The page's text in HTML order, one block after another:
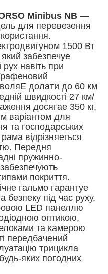
Minibus NB —
для перевезення
1500 Вт
забезпечуе
навіть при
долати до 60 км
швидкості 27 км/
досягае 350 кг,
варіантом для
та господарських
відрізняеться
Передня
пружинно-
покриття.
гальмо гарантуе
під час руху.
LED панеллю
оптикою,
та камерою
передбачений
трицикла
яких погодних